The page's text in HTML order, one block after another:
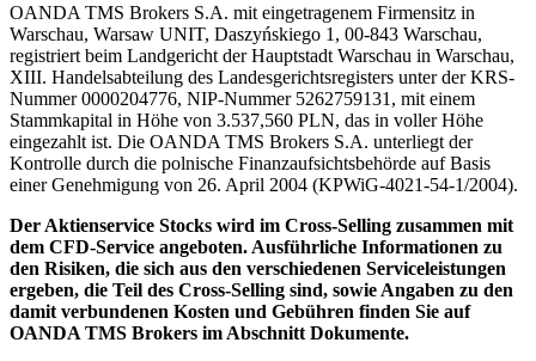
OANDA TMS Brokers S.A. mit eingetragenem Firmensitz in
Warschau, Warsaw UNIT, Daszyńskiego 1, 00-843 Warschau,
registriert beim Landgericht der Hauptstadt Warschau in Warschau,
XIII. Handelsabteilung des Landesgerichtsregisters unter der KRS-
Nummer 0000204776, NIP-Nummer 5262759131, mit einem
Stammkapital in Höhe von 3.537,560 PLN, das in voller Höhe
eingezahlt ist. Die OANDA TMS Brokers S.A. unterliegt der
Kontrolle durch die polnische Finanzaufsichtsbehörde auf Basis
einer Genehmigung von 26. April 2004 (KPWiG-4021-54-1/2004).
Der Aktienservice Stocks wird im Cross-Selling zusammen mit
dem CFD-Service angeboten. Ausführliche Informationen zu
den Risiken, die sich aus den verschiedenen Serviceleistungen
ergeben, die Teil des Cross-Selling sind, sowie Angaben zu den
damit verbundenen Kosten und Gebühren finden Sie auf
OANDA TMS Brokers im Abschnitt Dokumente.